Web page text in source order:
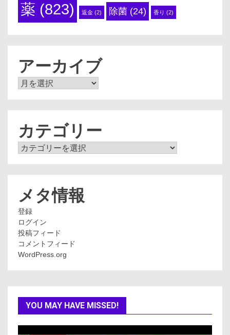
薬 (823) 返金 (2) 除菌 (24) 香り (2)
アーカイブ
ア
カテゴリー
カ
メタ情報
登録
ログイン
投稿フィード
コメントフィード
WordPress.org
YOU MAY HAVE MISSED!